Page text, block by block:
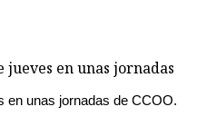
en unas jornadas de CCOO.